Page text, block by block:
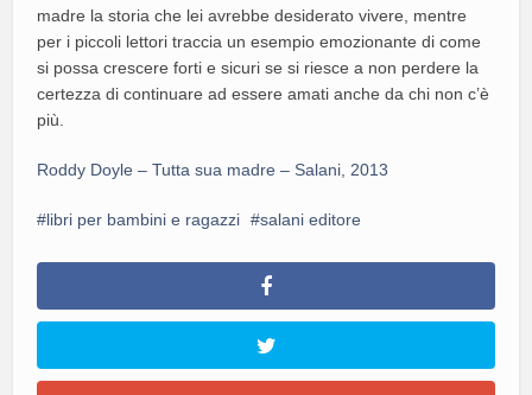
madre la storia che lei avrebbe desiderato vivere, mentre
per i piccoli lettori traccia un esempio emozionante di come
si possa crescere forti e sicuri se si riesce a non perdere la
certezza di continuare ad essere amati anche da chi non c’è
più.
Roddy Doyle – Tutta sua madre – Salani, 2013
libri per bambini e ragazzi salani editore